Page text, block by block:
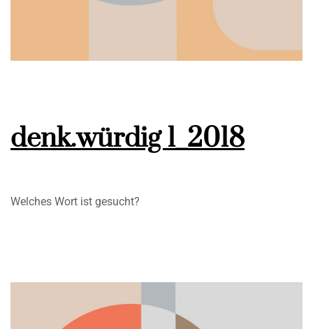
denk.würdig 1_2018
Welches Wort ist gesucht?